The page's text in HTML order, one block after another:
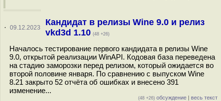
· 09.12.2023
Кандидат в релизы Wine 9.0 и релиз
vkd3d 1.10 (48 +26)
Началось тестирование первого кандидата в релизы Wine
9.0, открытой реализации WinAPI. Кодовая база переведена
на стадию заморозки перед релизом, который ожидается во
второй половине января. По сравнению с выпуском Wine
8.21 закрыто 52 отчёта об ошибках и внесено 391
изменение...
(48 +26) обсуждение | весь текст